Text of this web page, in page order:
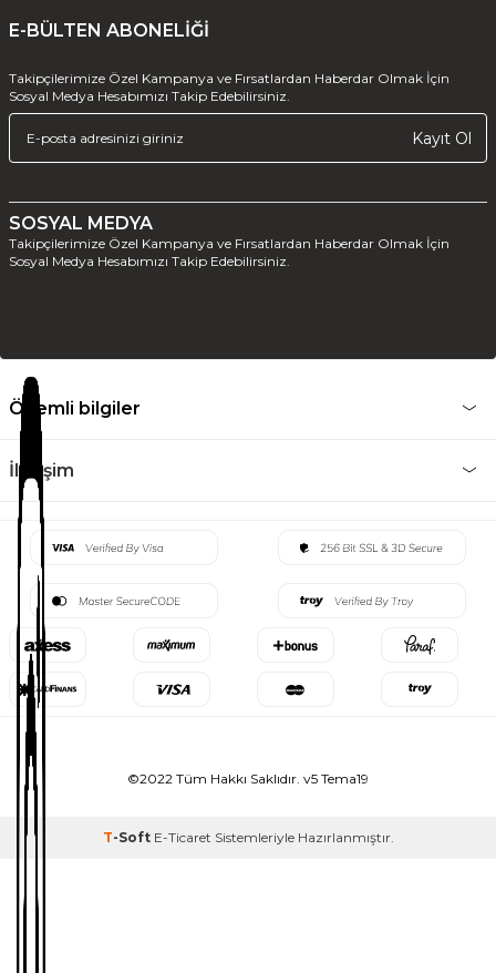
E-BÜLTEN ABONELİĞİ
Takipçilerimize Özel Kampanya ve Fırsatlardan Haberdar Olmak İçin
Sosyal Medya Hesabımızı Takip Edebilirsiniz.
Kayıt Ol
SOSYAL MEDYA
Takipçilerimize Özel Kampanya ve Fırsatlardan Haberdar Olmak İçin
Sosyal Medya Hesabımızı Takip Edebilirsiniz.
Önemli bilgiler
İletişim
©2022 Tüm Hakkı Saklıdır. v5 Tema19
T-Soft E-Ticaret Sistemleriyle Hazırlanmıştır.